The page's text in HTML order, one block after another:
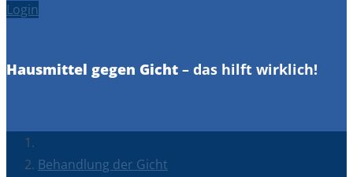
Login
Hausmittel gegen Gicht – das hilft wirklich!
Behandlung der Gicht